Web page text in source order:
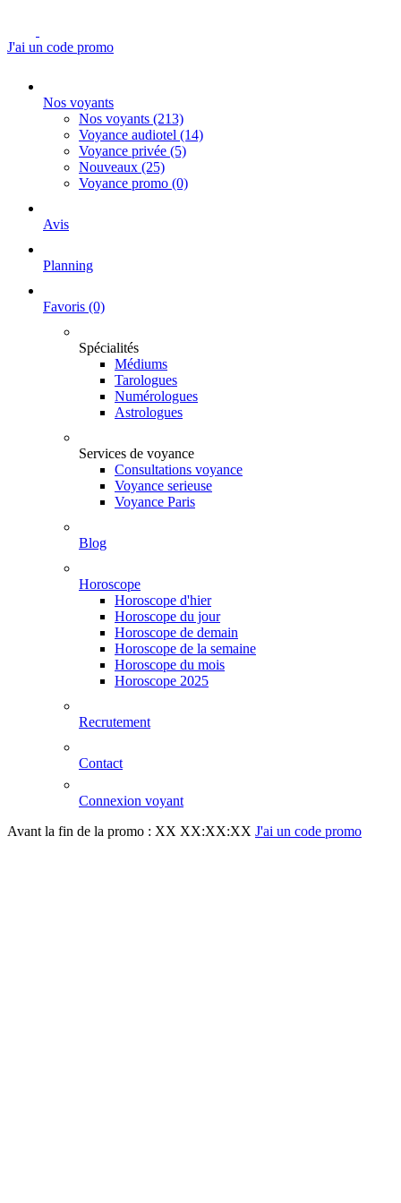
J'ai un code promo
Nos voyants
Nos voyants (213)
Voyance audiotel (14)
Voyance privée (5)
Nouveaux (25)
Voyance promo (0)
Avis
Planning
Favoris (0)
Spécialités
Médiums
Tarologues
Numérologues
Astrologues
Services de voyance
Consultations voyance
Voyance serieuse
Voyance Paris
Blog
Horoscope
Horoscope d'hier
Horoscope du jour
Horoscope de demain
Horoscope de la semaine
Horoscope du mois
Horoscope 2025
Recrutement
Contact
Connexion voyant
Avant la fin de la promo : XX XX:XX:XX J'ai un code promo